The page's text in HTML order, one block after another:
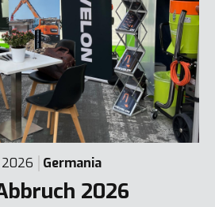
2026 Germania
2026